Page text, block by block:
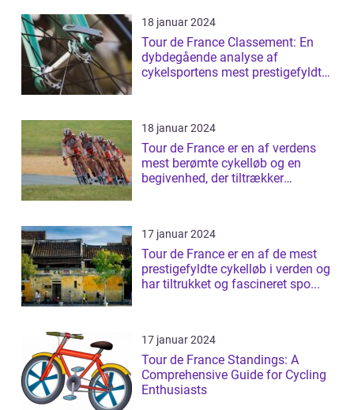
18 januar 2024
Tour de France Classement: En
dybdegående analyse af
cykelsportens mest prestigefyldte
18 januar 2024
Tour de France er en af verdens
mest berømte cykelløb og en
begivenhed, der tiltrækker
17 januar 2024
Tour de France er en af de mest
prestigefyldte cykelløb i verden og
har tiltrukket og fascineret spo...
17 januar 2024
Tour de France Standings: A
Comprehensive Guide for Cycling
Enthusiasts